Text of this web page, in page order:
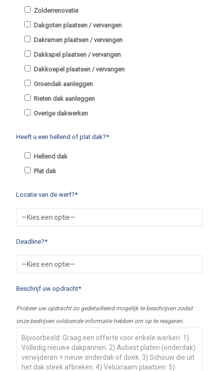
Zolderrenovatie
Dakgoten plaatsen / vervangen
Dakramen plaatsen / vervangen
Dakkapel plaatsen / vervangen
Dakkoepel plaatsen / vervangen
Groendak aanleggen
Rieten dak aanleggen
Overige dakwerken
Heeft u een hellend of plat dak?*
Hellend dak
Plat dak
Locatie van de werf?*
Deadline?*
Beschrijf uw opdracht*
Probeer uw opdracht zo gedetailleerd mogelijk te beschrijven zodat
onze bedrijven voldoende informatie hebben om op te reageren.